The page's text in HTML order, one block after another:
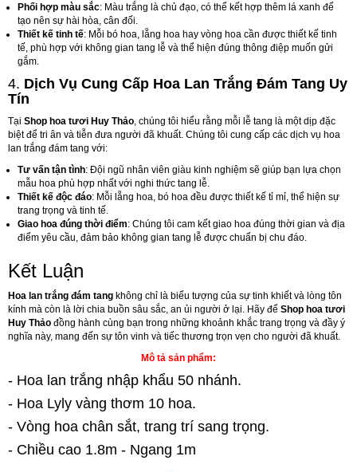
Phối hợp màu sắc: Màu trắng là chủ đạo, có thể kết hợp thêm lá xanh để
tạo nên sự hài hòa, cân đối.
Thiết kế tinh tế: Mỗi bó hoa, lẵng hoa hay vòng hoa cần được thiết kế tinh
tế, phù hợp với không gian tang lễ và thể hiện đúng thông điệp muốn gửi
gắm.
4. Dịch Vụ Cung Cấp Hoa Lan Trắng Đám Tang Uy
Tín
Tại Shop hoa tươi Huy Thảo, chúng tôi hiểu rằng mỗi lễ tang là một dịp đặc
biệt để tri ân và tiễn đưa người đã khuất. Chúng tôi cung cấp các dịch vụ hoa
lan trắng đám tang với:
Tư vấn tận tình: Đội ngũ nhân viên giàu kinh nghiệm sẽ giúp bạn lựa chọn
mẫu hoa phù hợp nhất với nghi thức tang lễ.
Thiết kế độc đáo: Mỗi lẵng hoa, bó hoa đều được thiết kế tỉ mỉ, thể hiện sự
trang trọng và tinh tế.
Giao hoa đúng thời điểm: Chúng tôi cam kết giao hoa đúng thời gian và địa
điểm yêu cầu, đảm bảo không gian tang lễ được chuẩn bị chu đáo.
Kết Luận
Hoa lan trắng đám tang không chỉ là biểu tượng của sự tinh khiết và lòng tôn
kính mà còn là lời chia buồn sâu sắc, an ủi người ở lại. Hãy để Shop hoa tươi
Huy Thảo đồng hành cùng bạn trong những khoảnh khắc trang trọng và đầy ý
nghĩa này, mang đến sự tôn vinh và tiếc thương trọn vẹn cho người đã khuất.
Mô tả sản phẩm:
- Hoa lan trắng nhập khẩu 50 nhánh.
- Hoa Lyly vàng thơm 10 hoa.
- Vòng hoa chân sắt, trang trí sang trọng.
- Chiều cao 1.8m - Ngang 1m